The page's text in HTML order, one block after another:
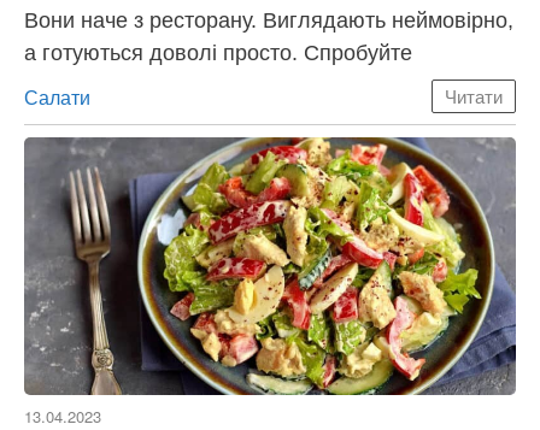
Вони наче з ресторану. Виглядають неймовірно,
а готуються доволі просто. Спробуйте
Категорії
Салати Читати
13.04.2023